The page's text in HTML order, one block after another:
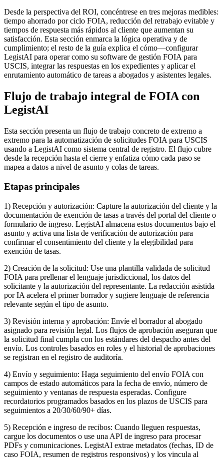
Desde la perspectiva del ROI, concéntrese en tres mejoras medibles:
tiempo ahorrado por ciclo FOIA, reducción del retrabajo evitable y
tiempos de respuesta más rápidos al cliente que aumentan su
satisfacción. Esta sección enmarca la lógica operativa y de
cumplimiento; el resto de la guía explica el cómo—configurar
LegistAI para operar como su software de gestión FOIA para
USCIS, integrar las respuestas en los expedientes y aplicar el
enrutamiento automático de tareas a abogados y asistentes legales.
Flujo de trabajo integral de FOIA con
LegistAI
Esta sección presenta un flujo de trabajo concreto de extremo a
extremo para la automatización de solicitudes FOIA para USCIS
usando a LegistAI como sistema central de registro. El flujo cubre
desde la recepción hasta el cierre y enfatiza cómo cada paso se
mapea a datos a nivel de asunto y colas de tareas.
Etapas principales
1) Recepción y autorización: Capture la autorización del cliente y la
documentación de exención de tasas a través del portal del cliente o
formulario de ingreso. LegistAI almacena estos documentos bajo el
asunto y activa una lista de verificación de autorización para
confirmar el consentimiento del cliente y la elegibilidad para
exención de tasas.
2) Creación de la solicitud: Use una plantilla validada de solicitud
FOIA para prellenar el lenguaje jurisdiccional, los datos del
solicitante y la autorización del representante. La redacción asistida
por IA acelera el primer borrador y sugiere lenguaje de referencia
relevante según el tipo de asunto.
3) Revisión interna y aprobación: Envíe el borrador al abogado
asignado para revisión legal. Los flujos de aprobación aseguran que
la solicitud final cumpla con los estándares del despacho antes del
envío. Los controles basados en roles y el historial de aprobaciones
se registran en el registro de auditoría.
4) Envío y seguimiento: Haga seguimiento del envío FOIA con
campos de estado automáticos para la fecha de envío, número de
seguimiento y ventanas de respuesta esperadas. Configure
recordatorios programados basados en los plazos de USCIS para
seguimientos a 20/30/60/90+ días.
5) Recepción e ingreso de recibos: Cuando lleguen respuestas,
cargue los documentos o use una API de ingreso para procesar
PDFs y comunicaciones. LegistAI extrae metadatos (fechas, ID de
caso FOIA, resumen de registros responsivos) y los vincula al